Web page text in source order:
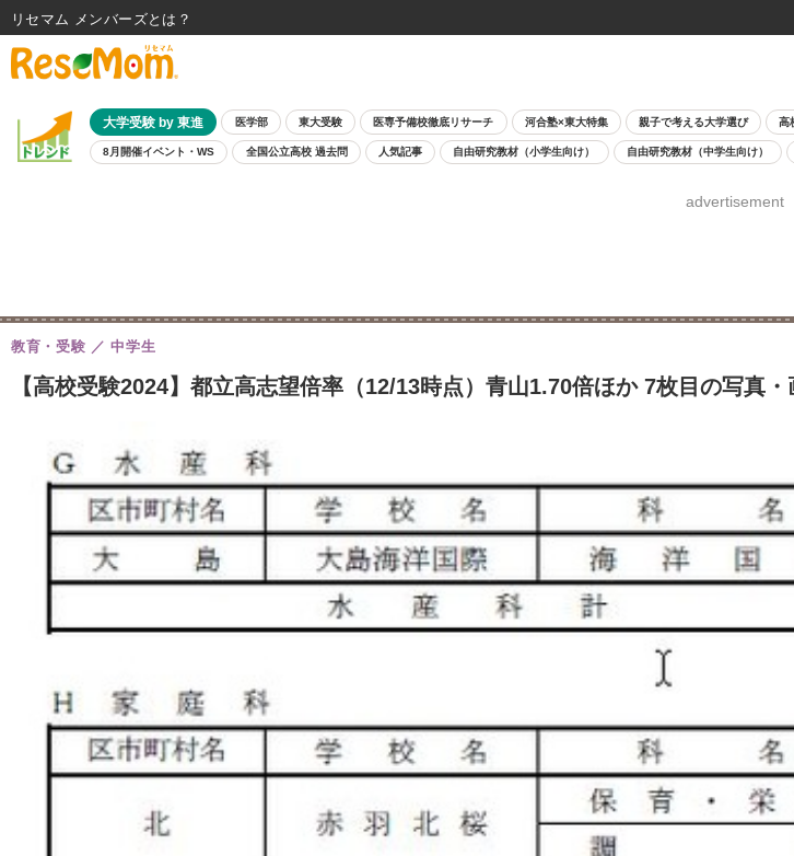
大学受験 by 東進 医学部 東大受験 医専予備校徹底リサーチ 河合塾×東大特集 親子で考える大学選び 高
8月開催イベント・WS 全国公立高校 過去問 人気記事 自由研究教材（小学生向け） 自由研究教材（中学生向け）
advertisement
【高校受験2024】都立高志望倍率（12/13時点）青山1.70倍ほか 7枚目の写真・
教育・受験 中学生
リセマム メンバーズ